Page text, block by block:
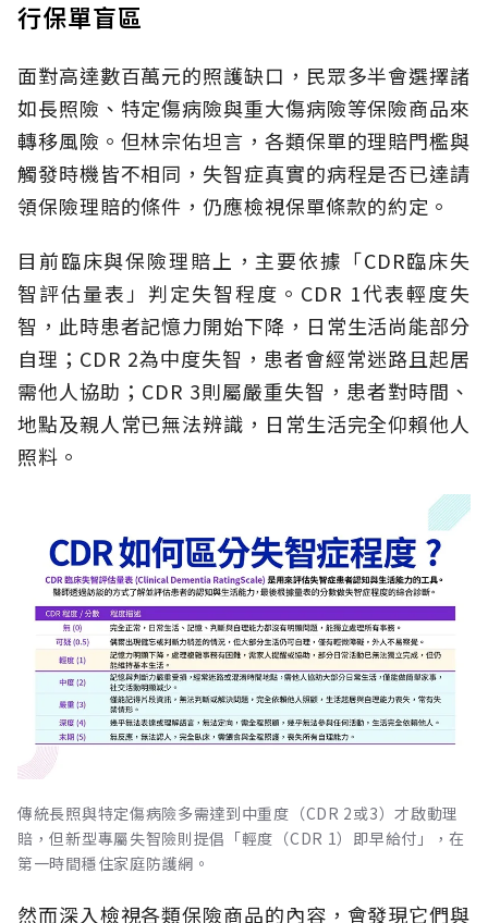
行保單盲區
面對高達數百萬元的照護缺口，民眾多半會選擇諸
如長照險、特定傷病險與重大傷病險等保險商品來
轉移風險。但林宗佑坦言，各類保單的理賠門檻與
觸發時機皆不相同，失智症真實的病程是否已達請
領保險理賠的條件，仍應檢視保單條款的約定。
目前臨床與保險理賠上，主要依據「CDR臨床失
智評估量表」判定失智程度。CDR 1代表輕度失
智，此時患者記憶力開始下降，日常生活尚能部分
自理；CDR 2為中度失智，患者會經常迷路且起居
需他人協助；CDR 3則屬嚴重失智，患者對時間、
地點及親人常已無法辨識，日常生活完全仰賴他人
照料。
傳統長照與特定傷病險多需達到中重度（CDR 2或3）才啟動理
賠，但新型專屬失智險則提倡「輕度（CDR 1）即早給付」，在
第一時間穩住家庭防護網。
然而深入檢視各類保險商品的內容，會發現它們與